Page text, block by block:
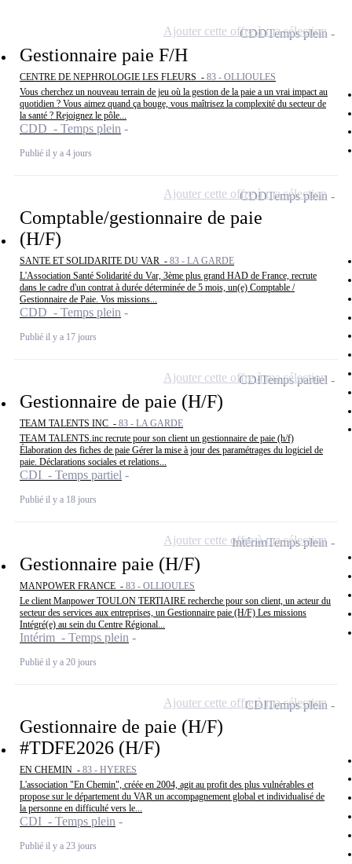
Gestionnaire paie F/H
CENTRE DE NEPHROLOGIE LES FLEURS - 83 - OLLIOULES
Vous cherchez un nouveau terrain de jeu où la gestion de la paie a un vrai impact au
quotidien ? Vous aimez quand ça bouge, vous maîtrisez la complexité du secteur de
la santé ? Rejoignez le pôle...
CDD - Temps plein
Publié il y a 4 jours
CDDTemps plein
Ajouter cette offre à ma sélection
Comptable/gestionnaire de paie
(H/F)
SANTE ET SOLIDARITE DU VAR - 83 - LA GARDE
L'Association Santé Solidarité du Var, 3ème plus grand HAD de France, recrute
dans le cadre d'un contrat à durée déterminée de 5 mois, un(e) Comptable /
Gestionnaire de Paie. Vos missions...
CDD - Temps plein
Publié il y a 17 jours
CDDTemps plein
Ajouter cette offre à ma sélection
Gestionnaire de paie (H/F)
TEAM TALENTS INC - 83 - LA GARDE
TEAM TALENTS.inc recrute pour son client un gestionnaire de paie (h/f)
Élaboration des fiches de paie Gérer la mise à jour des paramétrages du logiciel de
paie. Déclarations sociales et relations...
CDI - Temps partiel
Publié il y a 18 jours
CDITemps partiel
Ajouter cette offre à ma sélection
Gestionnaire paie (H/F)
MANPOWER FRANCE - 83 - OLLIOULES
Le client Manpower TOULON TERTIAIRE recherche pour son client, un acteur du
secteur des services aux entreprises, un Gestionnaire paie (H/F) Les missions
Intégré(e) au sein du Centre Régional...
Intérim - Temps plein
Publié il y a 20 jours
IntérimTemps plein
Ajouter cette offre à ma sélection
Gestionnaire de paie (H/F)
#TDFE2026 (H/F)
EN CHEMIN - 83 - HYERES
L'association "En Chemin", créée en 2004, agit au profit des plus vulnérables et
propose sur le département du VAR un accompagnement global et individualisé de
la personne en difficulté vers le...
CDI - Temps plein
Publié il y a 23 jours
CDITemps plein
Ajouter cette offre à ma sélection